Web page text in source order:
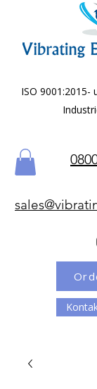
ISO 9001:2015-